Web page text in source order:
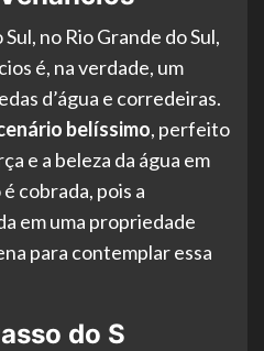
no Rio Grande do Sul,
é, na verdade, um
d’água e corredeiras.
belíssimo, perfeito
e a beleza da água em
cobrada, pois a
em uma propriedade
para contemplar essa
do S